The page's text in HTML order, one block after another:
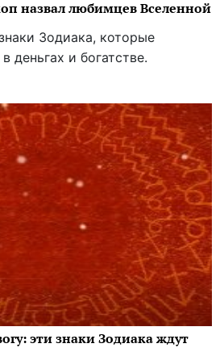
назвал любимцев Вселенной
Зодиака, которые
деньгах и богатстве.
эти знаки Зодиака ждут